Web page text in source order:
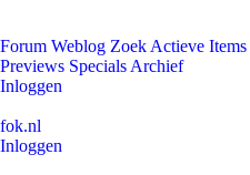
Forum Weblog Zoek Actieve Items
Previews Specials Archief
Inloggen
fok.nl
Inloggen